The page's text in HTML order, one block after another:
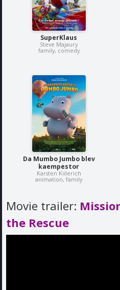
SuperKlaus
Steve Majaury
family, comedy
Da Mumbo Jumbo blev
kaempestor
Karsten Kiilerich
animation, family
Movie trailer:
the Rescue